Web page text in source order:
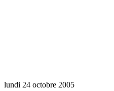
lundi 24 octobre 2005